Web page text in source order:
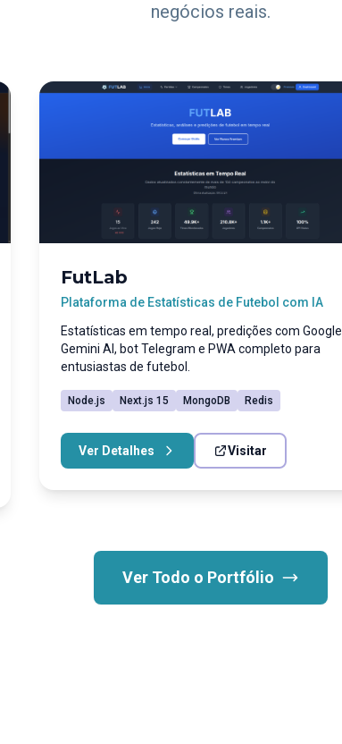
negócios reais.
FutLab
Plataforma de Estatísticas de Futebol com IA
Estatísticas em tempo real, predições com Google
Gemini AI, bot Telegram e PWA completo para
entusiastas de futebol.
Node.js Next.js 15 MongoDB Redis
Ver Detalhes Visitar
Ver Todo o Portfólio